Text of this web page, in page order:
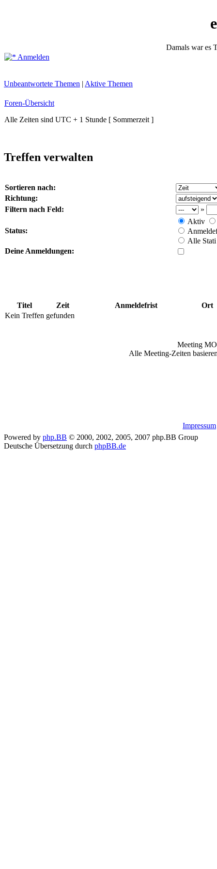
Damals war es
Anmelden
Unbeantwortete Themen | Aktive Themen
Foren-Übersicht
Alle Zeiten sind UTC + 1 Stunde [ Sommerzeit ]
Treffen verwalten
Sortieren nach:
Richtung:
Filtern nach Feld:
»
Status:
Aktiv
Alle Stati
Deine Anmeldungen:
Titel Zeit Anmeldefrist
Ort
Kein Treffen gefunden
Meeting
Alle Meeting-Zeiten
Impressum
Powered by php.BB © 2000, 2002, 2005, 2007 php.BB Group
Deutsche Übersetzung durch phpBB.de